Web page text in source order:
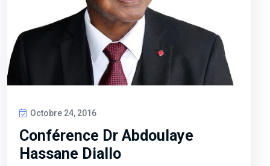
Octobre 24, 2016
Conférence Dr Abdoulaye
Hassane Diallo